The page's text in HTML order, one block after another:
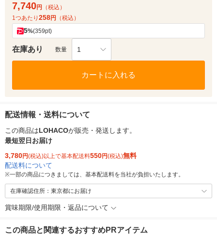
7,740円
（税込）
1つあたり 258円 （税込）
5%(359pt)
在庫あり 数量 1
カートに入れる
配送情報・送料について
この商品はLOHACOが販売・発送します。
最短翌日お届け
3,780円(税込)以上で基本配送料550円(税込)無料
配送料について
※一部の商品につきましては、基本配送料を当社が負担いたします。
在庫確認住所：東京都にお届け
賞味期限/使用期限・返品について
この商品と関連するおすすめPRアイテム